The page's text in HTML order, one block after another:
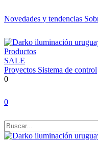
Novedades y tendencias
Productos
SALE
Proyectos Sistema de control
0
0